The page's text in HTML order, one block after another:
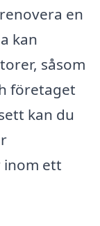
en
kan
såsom
företaget
kan du
inom ett